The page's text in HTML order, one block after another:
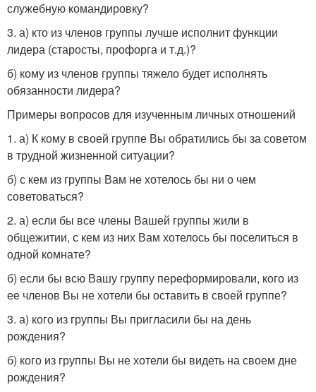
служебную командировку?
3. а) кто из членов группы лучше исполнит функции
лидера (старосты, профорга и т.д.)?
б) кому из членов группы тяжело будет исполнять
обязанности лидера?
Примеры вопросов для изученным личных отношений
1. а) К кому в своей группе Вы обратились бы за советом
в трудной жизненной ситуации?
б) с кем из группы Вам не хотелось бы ни о чем
советоваться?
2. а) если бы все члены Вашей группы жили в
общежитии, с кем из них Вам хотелось бы поселиться в
одной комнате?
б) если бы всю Вашу группу переформировали, кого из
ее членов Вы не хотели бы оставить в своей группе?
3. а) кого из группы Вы пригласили бы на день
рождения?
б) кого из группы Вы не хотели бы видеть на своем дне
рождения?